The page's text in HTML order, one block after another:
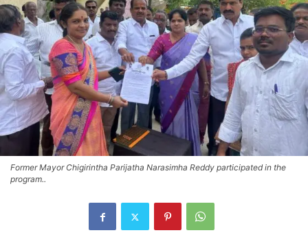
Former Mayor Chigirintha Parijatha Narasimha Reddy participated in the
program..